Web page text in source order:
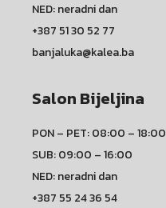
NED: neradni dan
+387 51 30 52 77
banjaluka@kalea.ba
Salon Bijeljina
PON – PET: 08:00 – 18:00
SUB: 09:00 – 16:00
NED: neradni dan
+387 55 24 36 54